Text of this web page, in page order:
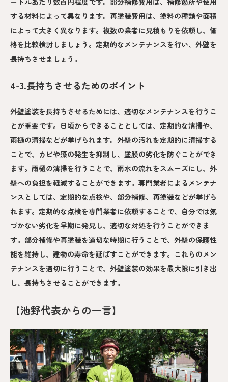
する材料によって異なります。再塗装費用は、塗料の種類や面積
によって大きく異なります。複数の業者に見積もりを依頼し、価
格を比較検討しましょう。定期的なメンテナンスを行い、外壁を
長持ちさせましょう。
4-3.長持ちさせるためのポイント
外壁塗装を長持ちさせるためには、適切なメンテナンスを行うこ
とが重要です。日頃からできることとしては、定期的な清掃や、
雨樋の清掃などが挙げられます。外壁の汚れを定期的に清掃する
ことで、カビや藻の発生を抑制し、塗膜の劣化を防ぐことができ
ます。雨樋の清掃を行うことで、雨水の流れをスムーズにし、外
壁への負担を軽減することができます。専門業者によるメンテナ
ンスとしては、定期的な点検や、部分補修、再塗装などが挙げら
れます。定期的な点検を専門業者に依頼することで、自分では気
づかない劣化を早期に発見し、適切な対処を行うことができま
す。部分補修や再塗装を適切な時期に行うことで、外壁の保護性
能を維持し、建物の寿命を延ばすことができます。これらのメン
テナンスを適切に行うことで、外壁塗装の効果を最大限に引き出
し、長持ちさせることができます。
【池野代表からの一言】